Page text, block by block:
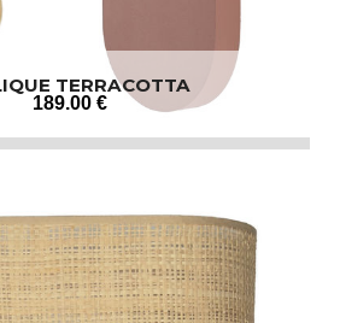
TERRACOTTA
189.00 €